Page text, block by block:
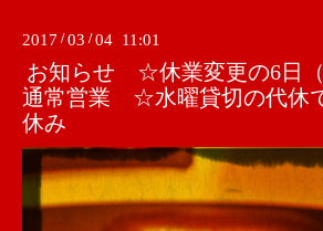
2017 /03 /04 11:01
お知らせ ☆休業変更の6日（
通常営業 ☆水曜貸切の代休
休み